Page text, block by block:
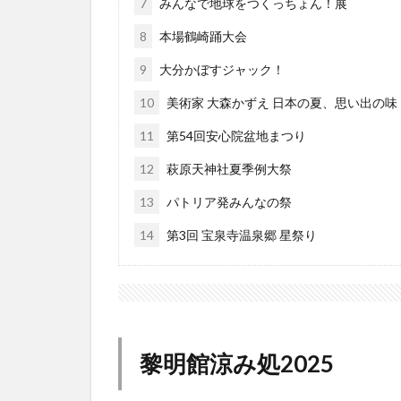
8 本場鶴崎踊大会
9 大分かぼすジャック！
10 美術家 大森かずえ 日本の夏、思い出の味
11 第54回安心院盆地まつり
12 萩原天神社夏季例大祭
13 パトリア発みんなの祭
14 第3回 宝泉寺温泉郷 星祭り
黎明館涼み処2025